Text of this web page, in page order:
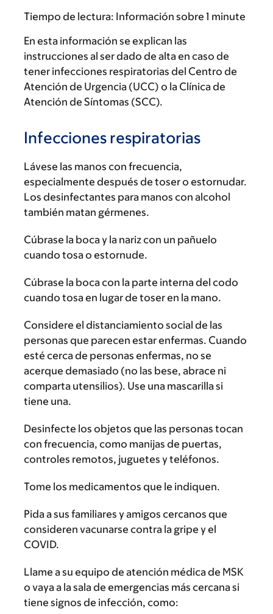
Tiempo de lectura: Información sobre 1 minute
En esta información se explican las
instrucciones al ser dado de alta en caso de
tener infecciones respiratorias del Centro de
Atención de Urgencia (UCC) o la Clínica de
Atención de Síntomas (SCC).
Infecciones respiratorias
Lávese las manos con frecuencia,
especialmente después de toser o estornudar.
Los desinfectantes para manos con alcohol
también matan gérmenes.
Cúbrase la boca y la nariz con un pañuelo
cuando tosa o estornude.
Cúbrase la boca con la parte interna del codo
cuando tosa en lugar de toser en la mano.
Considere el distanciamiento social de las
personas que parecen estar enfermas. Cuando
esté cerca de personas enfermas, no se
acerque demasiado (no las bese, abrace ni
comparta utensilios). Use una mascarilla si
tiene una.
Desinfecte los objetos que las personas tocan
con frecuencia, como manijas de puertas,
controles remotos, juguetes y teléfonos.
Tome los medicamentos que le indiquen.
Pida a sus familiares y amigos cercanos que
consideren vacunarse contra la gripe y el
COVID.
Llame a su equipo de atención médica de MSK
o vaya a la sala de emergencias más cercana si
tiene signos de infección, como: